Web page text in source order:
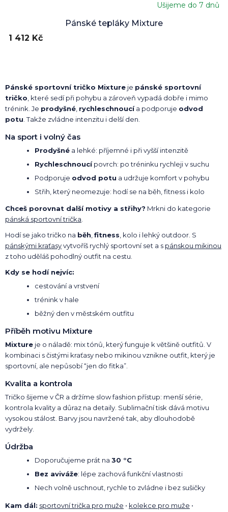
Pánské tepláky Mixture
Ušijeme do 7 dnů
1 412 Kč
Pánské sportovní tričko Mixture je pánské sportovní
tričko, které sedí při pohybu a zároveň vypadá dobře i mimo
trénink. Je prodyšné, rychleschnoucía podporuje odvod
potu. Takže zvládne intenzitu i delší den.
Na sport i volný čas
Prodyšné a lehké: příjemné i při vyšší intenzitě
Rychleschnoucípovrch: po tréninku rychleji v suchu
Podporuje odvod potu a udržuje komfort v pohybu
Střih, který neomezuje: hodí se na běh, fitness i kolo
Chceš porovnat další motivy a střihy? Mrkni do kategorie
pánská sportovní trička.
Hodí se jako tričko na běh,fitness, kolo i lehký outdoor. S
pánskými kraťasyvytvoříš rychlý sportovní set a s pánskou mikinou
z toho uděláš pohodlný outfit na cestu.
Kdy se hodí nejvíc:
cestování a vrstvení
trénink v hale
běžný den v městském outfitu
Příběh motivu Mixture
Mixture je o náladě: mix tónů, který funguje k většině outfitů. V
kombinaci s čistými kraťasy nebo mikinou vznikne outfit, který je
sportovní, ale nepůsobí “jen do fitka”.
Kvalita a kontrola
Tričko šijeme v ČR a držíme slow fashion přístup: menší série,
kontrola kvality a důraz na detaily. Sublimační tisk dává motivu
vysokou stálost. Barvy jsou navržené tak, aby dlouhodobě
vydržely.
Údržba
Doporučujeme prát na 30 °C
Bez aviváže: lépe zachová funkční vlastnosti
Nech volně uschnout, rychle to zvládne i bez sušičky
Kam dál: sportovní trička pro muže • kolekce pro muže •